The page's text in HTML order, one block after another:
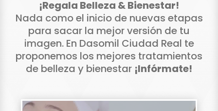
¡Regala Belleza & Bienestar!
Nada como el inicio de nuevas etapas
para sacar la mejor versión de tu
imagen. En Dasomil Ciudad Real te
proponemos los mejores tratamientos
de belleza y bienestar ¡Infórmate!